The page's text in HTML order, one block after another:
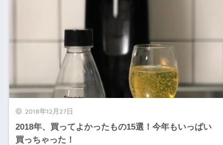
2018年12月27日
2018年、買ってよかったもの15選！今年もいっぱい
買っちゃった！